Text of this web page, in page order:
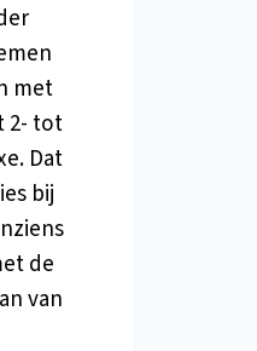
met
2- tot
Dat
bij
de
van